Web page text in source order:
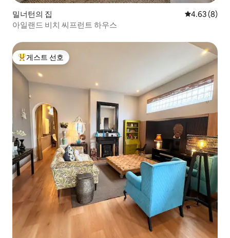
밀너턴의 집 평점 4.63점
4.63 (8)
아일랜드 비치 씨프런트 하우스
상위 게스트 선호
게스트 선호